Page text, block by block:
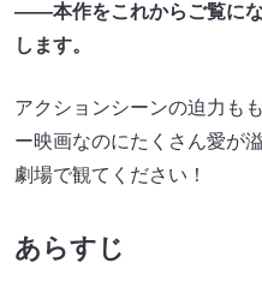
――本作をこれからご覧に
します。
アクションシーンの迫力も
ー映画なのにたくさん愛が
劇場で観てください！
あらすじ